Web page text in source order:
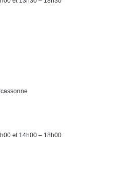
et 14h00 – 18h00